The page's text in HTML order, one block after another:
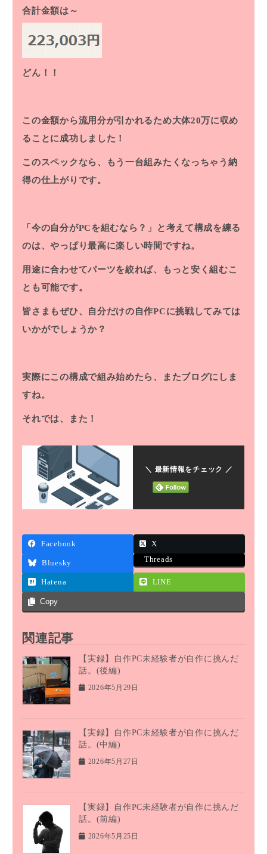
合計金額は～
どん！！
この金額から流用分が引かれるため大体20万に収め
ることに成功しました！
このスペックなら、もう一台組みたくなっちゃう納
得の仕上がりです。
「今の自分がPCを組むなら？」と考えて構成を練る
のは、やっぱり最高に楽しい時間ですね。
用途に合わせてパーツを絞れば、もっと安く組むこ
とも可能です。
皆さまもぜひ、自分だけの自作PCに挑戦してみては
いかがでしょうか？
実際にこの構成で組み始めたら、またブログにしま
すね。
それでは、また！
＼ 最新情報をチェック ／
Facebook X
Bluesky Threads
Hatena LINE
Copy
関連記事
【実録】自作PC未経験者が自作に挑んだ
話。(後編)
2026年5月29日
【実録】自作PC未経験者が自作に挑んだ
話。(中編)
2026年5月27日
【実録】自作PC未経験者が自作に挑んだ
話。(前編)
2026年5月25日